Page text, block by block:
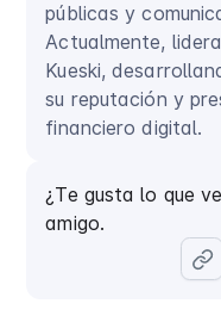
públicas y
Actualmente,
Kueski,
su reputación y
financiero digital.
¿Te gusta lo que
amigo.